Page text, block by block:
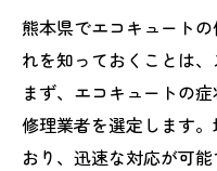
熊本県でエコキュート
れを知っておくことは
まず、エコキュートの
修理業者を選定します
おり、迅速な対応が可